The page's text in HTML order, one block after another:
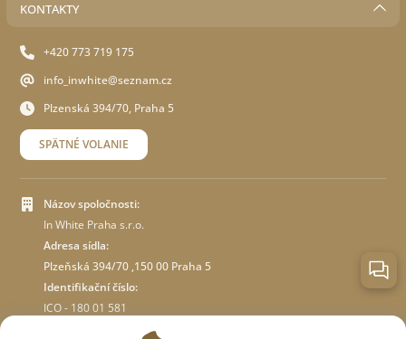
KONTAKTY
+420 773 719 175
info_inwhite@seznam.cz
Plzenská 394/70, Praha 5
SPÄTNÉ VOLANIE
Názov spoločnosti:
In White Praha s.r.o.
Adresa sídla:
Plzeňská 394/70 ,150 00 Praha 5
Identifikační číslo:
ICO - 180 01 581